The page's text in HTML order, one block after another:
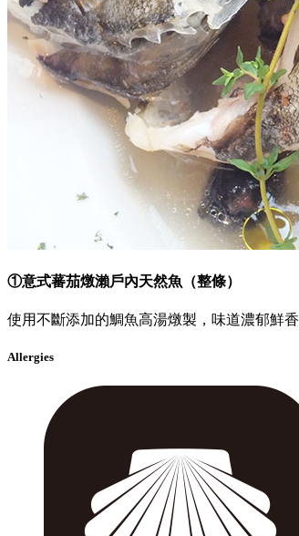
①意式蕃茄燉瀨戶內天然魚（整條）
使用不斷添加的鯛魚高湯燉製，味道濃郁鮮香
Allergies